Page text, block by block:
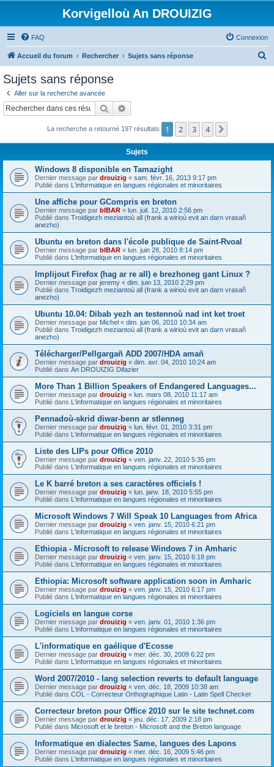
Korvigelloù An DROUIZIG
FAQ Connexion
Accueil du forum Rechercher Sujets sans réponse
c
Sujets sans réponse
Aller sur la recherche avancée
Rechercher
La recherche a retourné 197 résultats 1 2 3 4
Sujets
Windows 8 disponible en Tamazight
Dernier message par drouizig « sam. févr. 16, 2013 9:17 pm
Publié dans L'informatique en langues régionales et minoritaires
Une affiche pour GCompris en breton
Dernier message par bIBAR « lun. juil. 12, 2010 2:56 pm
Publié dans Troidigezh meziantoù all (frank a wirioù evit an darn vrasañ
anezho)
Ubuntu en breton dans l'école publique de Saint-Rvoal
Dernier message par bIBAR « lun. juin 28, 2010 8:14 pm
Publié dans L'informatique en langues régionales et minoritaires
Implijout Firefox (hag ar re all) e brezhoneg gant Linux ?
Dernier message par jeremy « dim. juin 13, 2010 2:29 pm
Publié dans Troidigezh meziantoù all (frank a wirioù evit an darn vrasañ
anezho)
Ubuntu 10.04: Dibab yezh an testennoù nad int ket troet
Dernier message par Michel « dim. juin 06, 2010 10:34 am
Publié dans Troidigezh meziantoù all (frank a wirioù evit an darn vrasañ
anezho)
Télécharger/Pellgargañ ADD 2007/HDA amañ
Dernier message par drouizig « dim. avr. 04, 2010 10:24 am
Publié dans An DROUIZIG Difazier
More Than 1 Billion Speakers of Endangered Languages...
Dernier message par drouizig « lun. mars 08, 2010 11:17 am
Publié dans L'informatique en langues régionales et minoritaires
Pennadoù-skrid diwar-benn ar stlenneg
Dernier message par drouizig « lun. févr. 01, 2010 3:31 pm
Publié dans L'informatique en langues régionales et minoritaires
Liste des LIPs pour Office 2010
Dernier message par drouizig « ven. janv. 22, 2010 5:35 pm
Publié dans L'informatique en langues régionales et minoritaires
Le K barré breton a ses caractères officiels !
Dernier message par drouizig « lun. janv. 18, 2010 5:55 pm
Publié dans L'informatique en langues régionales et minoritaires
Microsoft Windows 7 Will Speak 10 Languages from Africa
Dernier message par drouizig « ven. janv. 15, 2010 6:21 pm
Publié dans L'informatique en langues régionales et minoritaires
Ethiopia - Microsoft to release Windows 7 in Amharic
Dernier message par drouizig « ven. janv. 15, 2010 6:18 pm
Publié dans L'informatique en langues régionales et minoritaires
Ethiopia: Microsoft software application soon in Amharic
Dernier message par drouizig « ven. janv. 15, 2010 6:17 pm
Publié dans L'informatique en langues régionales et minoritaires
Logiciels en langue corse
Dernier message par drouizig « ven. janv. 01, 2010 1:36 pm
Publié dans L'informatique en langues régionales et minoritaires
L'informatique en gaélique d'Ecosse
Dernier message par drouizig « mer. déc. 30, 2009 6:22 pm
Publié dans L'informatique en langues régionales et minoritaires
Word 2007/2010 - lang selection reverts to default language
Dernier message par drouizig « ven. déc. 18, 2009 10:38 am
Publié dans COL - Correcteur Orthographique Latin - Latin Spell Checker
Correcteur breton pour Office 2010 sur le site technet.com
Dernier message par drouizig « jeu. déc. 17, 2009 2:18 pm
Publié dans Microsoft et le breton - Microsoft and the Breton language
Informatique en dialectes Same, langues des Lapons
Dernier message par drouizig « mer. déc. 16, 2009 5:46 pm
Publié dans L'informatique en langues régionales et minoritaires